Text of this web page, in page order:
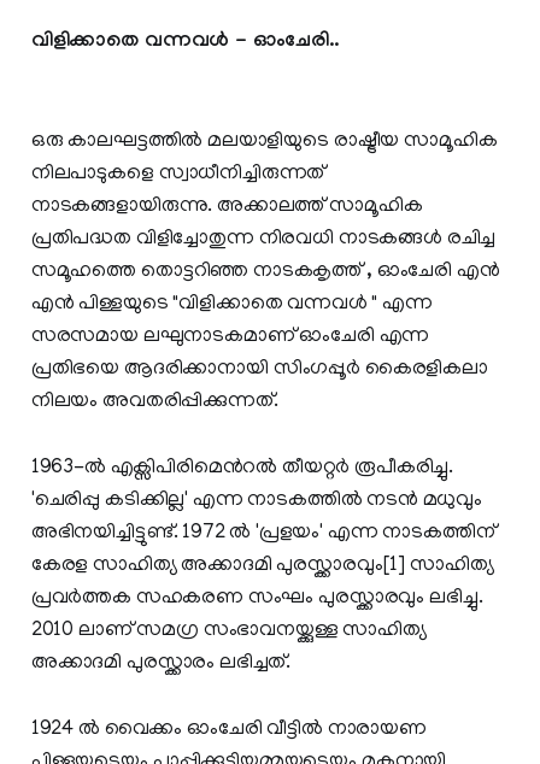
വിളിക്കാതെ വന്നവള്‍ - ഓംചേരി..
ഒരു കാലഘട്ടത്തില്‍ മലയാളിയുടെ രാഷ്ട്രീയ സാമൂഹിക
നിലപാടുകളെ സ്വാധീനിച്ചിരുന്നത്
നാടകങ്ങളായിരുന്നു. അക്കാലത്ത് സാമൂഹിക
പ്രതിപദ്ധത വിളിച്ചോതുന്ന നിരവധി നാടകങ്ങള്‍ രചിച്ച
സമൂഹത്തെ തൊട്ടറിഞ്ഞ നാടകകൃത്ത് , ഓംചേരി എന്‍
എന്‍ പിള്ളയുടെ "വിളിക്കാതെ വന്നവള്‍ " എന്ന
സരസമായ ലഘുനാടകമാണ് ഓംചേരി എന്ന
പ്രതിഭയെ ആദരിക്കാനായി സിംഗപ്പൂര്‍ കൈരളികലാ
നിലയം അവതരിപ്പിക്കുന്നത്.
1963-ൽ എക്സിപിരിമെൻറൽ തീയറ്റർ രൂപീകരിച്ചു.
'ചെരിപ്പു കടിക്കില്ല' എന്ന നാടകത്തിൽ നടൻ മധുവും
അഭിനയിച്ചിട്ടുണ്ട്. 1972 ൽ 'പ്രളയം' എന്ന നാടകത്തിന്
കേരള സാഹിത്യ അക്കാദമി പുരസ്ക്കാരവും[1] സാഹിത്യ
പ്രവർത്തക സഹകരണ സംഘം പുരസ്ക്കാരവും ലഭിച്ചു.
2010 ലാണ് സമഗ്ര സംഭാവനയ്ക്കുള്ള സാഹിത്യ
അക്കാദമി പുരസ്ക്കാരം ലഭിച്ചത്.
1924 ല്‍ വൈക്കം ഓംചേരി വീട്ടില്‍ നാരായണ